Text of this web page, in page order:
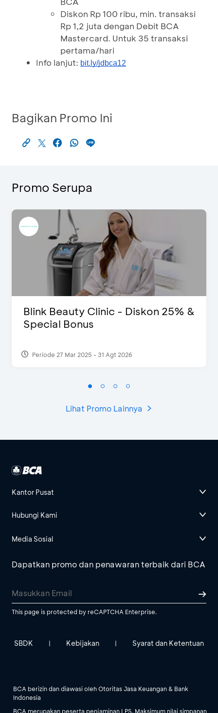
Diskon Rp 100 ribu, min. transaksi
Rp 1,2 juta dengan Debit BCA
Mastercard. Untuk 35 transaksi
pertama/hari
Info lanjut: bit.ly/jdbca12
Bagikan Promo Ini
Promo Serupa
Blink Beauty Clinic - Diskon 25% &
Special Bonus
Periode 27 Mar 2025 - 31 Agt 2026
Lihat Promo Lainnya
Kantor Pusat
Hubungi Kami
Media Sosial
Dapatkan promo dan penawaran terbaik dari BCA
This page is protected by reCAPTCHA Enterprise.
SBDK | Kebijakan | Syarat dan Ketentuan
BCA berizin dan diawasi oleh Otoritas Jasa Keuangan & Bank
Indonesia
BCA merupakan peserta penjaminan LPS. Maksimum nilai simpanan